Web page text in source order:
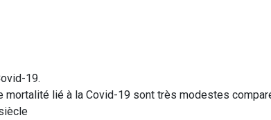
19.
lié à la Covid-19 sont très modestes